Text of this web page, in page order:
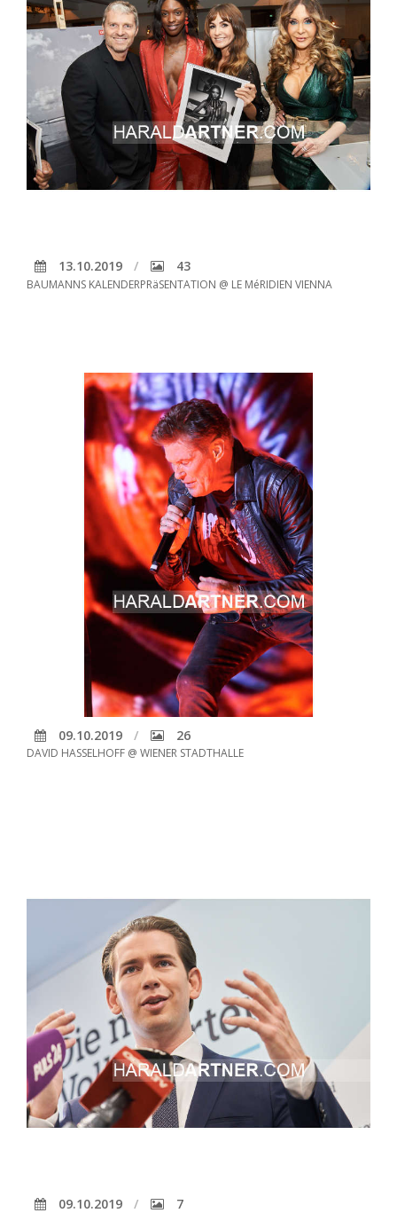
13.10.2019 43
BAUMANNS KALENDERPRäSENTATION @ LE MéRIDIEN VIENNA
09.10.2019 26
DAVID HASSELHOFF @ WIENER STADTHALLE
09.10.2019 7